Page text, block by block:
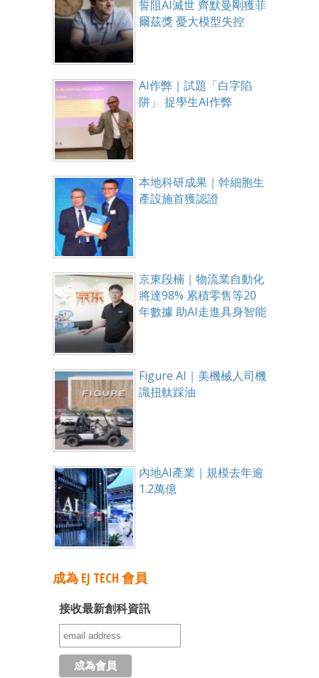
誓阻AI滅世 齊默曼剛獲菲
爾茲獎 憂大模型失控
AI作弊｜試題「白字陷
阱」 捉學生AI作弊
本地科研成果｜幹細胞生
產設施首獲認證
京東段楠｜物流業自動化
將達98% 累積零售等20
年數據 助AI走進具身智能
Figure AI｜美機械人司機
識扭軚踩油
內地AI產業｜規模去年逾
1.2萬億
成為 EJ TECH 會員
接收最新創科資訊